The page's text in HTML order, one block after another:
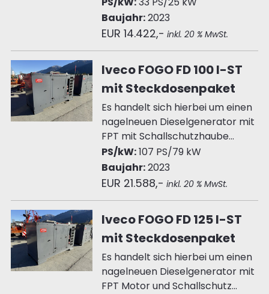
Baujahr:2023
EUR 14.422,- inkl. 20 % MwSt.
Iveco FOGO FD 100 I-ST
mit Steckdosenpaket
Es handelt sich hierbei um einen
nagelneuen Dieselgenerator mit
FPT mit Schallschutzhaube...
PS/kW:107 PS/79 kW
Baujahr:2023
EUR 21.588,- inkl. 20 % MwSt.
Iveco FOGO FD 125 I-ST
mit Steckdosenpaket
Es handelt sich hierbei um einen
nagelneuen Dieselgenerator mit
FPT Motor und Schallschutz...